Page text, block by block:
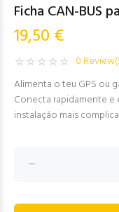
Ficha CAN-BUS
19,50 €
0
Alimenta o teu GPS ou
Conecta rapidamente e
instalação mais